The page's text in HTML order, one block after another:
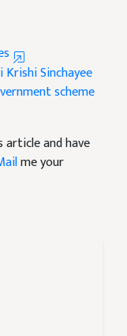
Sinchayee
scheme
article and have
me your